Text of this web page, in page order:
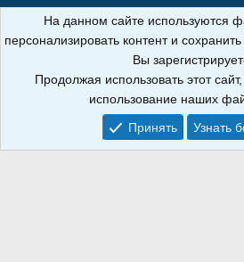
Свидетельство о регистрации
06.08.2018 г. Сайт не является СМИ.
АНОИНФО; ОГРН: 1247700801700; ИНН/
9709119500/320001001; Юридический
область, г. Брянск, ул. Мира, д. 96, ком.
На данном сайте используются
персонализировать контент и
Вы
Продолжая использовать этот
использование наших
Принять
Узнать